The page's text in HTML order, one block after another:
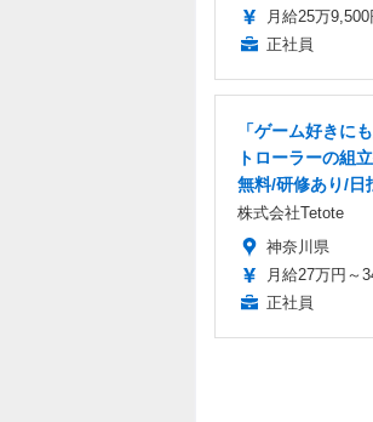
月給25万
正社員
「ゲーム好きに
トローラーの組
無料/研修あり/日
株式会社Tetote
神奈川県
月給27万円～
正社員